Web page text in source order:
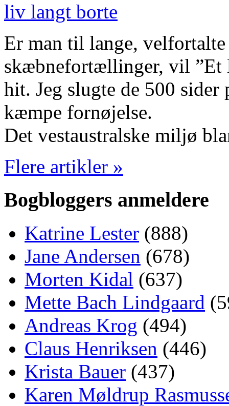
Er man til lange,
skæbnefortællinger, vil ”Et
hit. Jeg slugte de 500
kæmpe fornøjelse.
Det vestaustralske miljø
Flere artikler »
Bogbloggers anmeldere
Katrine Lester (888)
Jane Andersen (678)
Morten Kidal (637)
Mette Bach Lindgaard
Andreas Krog (494)
Claus Henriksen (446)
Krista Bauer (437)
Karen Møldrup